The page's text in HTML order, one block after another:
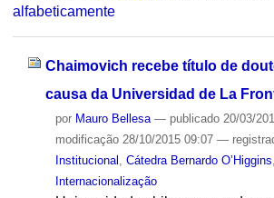
alfabeticamente
Chaimovich recebe título de
causa da Universidad de La
por Mauro Bellesa — publicado20/03/
modificação28/10/2015 09:07 —
Institucional
Cátedra Bernardo O’Higgins
Internacionalização